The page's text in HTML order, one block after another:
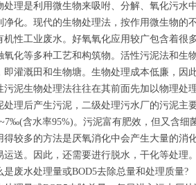
处理是利用微生物来吸咐、分解、氧化污水
净化。现代的生物处理法，按作用微生物的
机性工业废水。好氧氧化应用较广包含着很
氧化等多种工艺和构筑物。活性污泥法和生
即灌溉田和生物塘。生物处理成本低廉，因
污泥生物处理法往往在其前面先加以物理处
处理后产生污泥，二级处理污水厂的污泥主
含水率95%)。污泥富有肥效，但又含细
得较多的方法是厌氧消化中会产生大量的消
运送。因此，还需要进行脱水，干化等处理。
是废水处理量或BOD5去除总量和处理质量?